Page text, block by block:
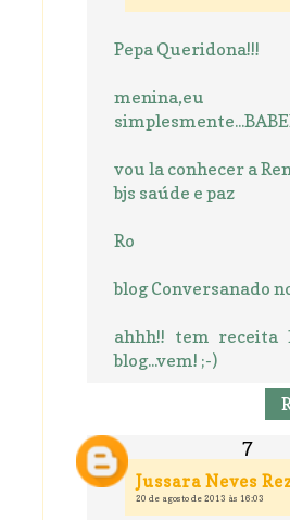
Pepa Queridona!!!
menina,eu
vou la conhecer a
bjs saúde e paz
Ro
blog Conversanado
ahhh!! tem receita
blog...vem! ;-)
Jussara Neves
20 de agosto de 2013 às 16:03